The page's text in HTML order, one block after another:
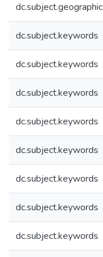
dc.subject.geographic
dc.subject.keywords
dc.subject.keywords
dc.subject.keywords
dc.subject.keywords
dc.subject.keywords
dc.subject.keywords
dc.subject.keywords
dc.subject.keywords